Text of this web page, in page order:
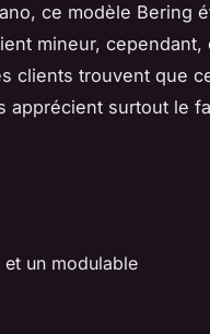
ce modèle Bering
mineur, cependant,
clients trouvent que
surtout le
un modulable